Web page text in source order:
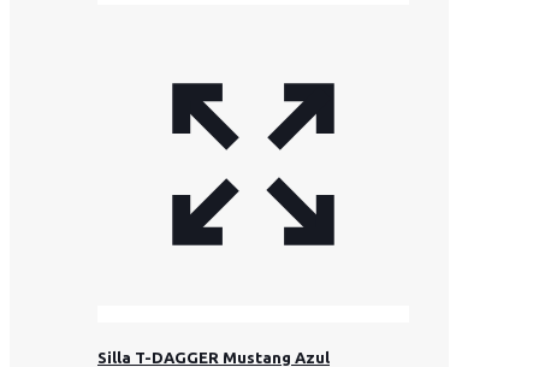
Silla T-DAGGER Mustang Azul